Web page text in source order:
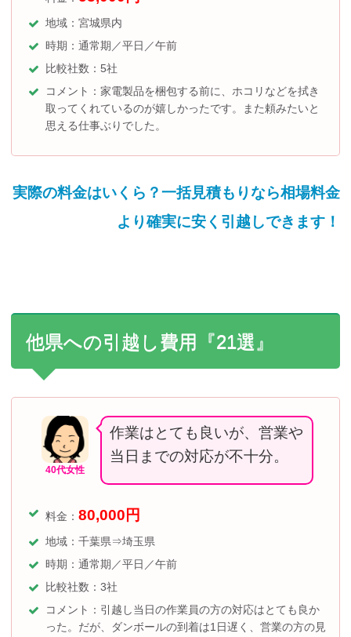
地域：宮城県内
時期：通常期／平日／午前
比較社数：5社
コメント：家電製品を梱包する前に、ホコリなどを拭き
取ってくれているのが嬉しかったです。また頼みたいと
思える仕事ぶりでした。
実際の料金はいくら？一括見積もりなら相場料金
より確実に安く引越しできます！
他県への引越し費用『21選』
40代女性
作業はとても良いが、営業や
当日までの対応が不十分。
料金： 80,000 円
地域：千葉県⇒埼玉県
時期：通常期／平日／午前
比較社数：3社
コメント：引越し当日の作業員の方の対応はとても良か
った。だが、ダンボールの到着は1日遅く、営業の方の見